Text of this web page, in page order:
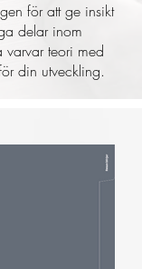
för att ge insikt
delar inom
teori med
din utveckling.